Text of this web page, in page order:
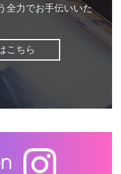
全力でお手伝いいた
こちら